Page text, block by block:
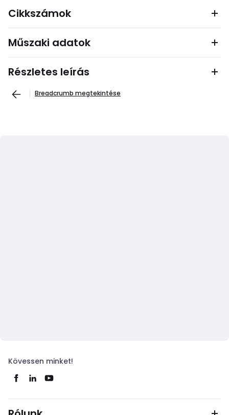
Cikkszámok
Műszaki adatok
Részletes leírás
Breadcrumb megtekintése
Kövessen minket!